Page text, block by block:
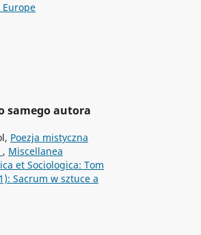
samego autora
Poezja mistyczna
, Miscellanea
et Sociologica: Tom
Sacrum w sztuce a